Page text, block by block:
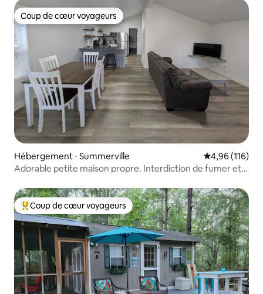
Coup de cœur voyageurs
Coup de cœur voyageurs
Hébergement ⋅ Summerville Évaluation
4,96 (116)
Adorable petite maison propre. Interdiction de fumer et
Coups de cœur voyageurs les plus appréciés
Coup de cœur voyageurs